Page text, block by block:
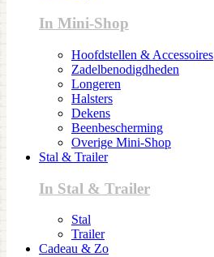
In Mini-Shop
Hoofdstellen & Accessoires
Zadelbenodigdheden
Longeren
Halsters
Dekens
Beenbescherming
Overige Mini-Shop
Stal & Trailer
In Stal & Trailer
Stal
Trailer
Cadeau & Zo